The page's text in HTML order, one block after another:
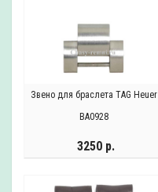
Звено для браслета TAG Heuer
BA0928
3250 р.